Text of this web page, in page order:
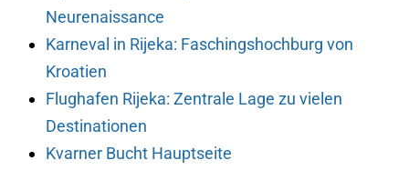
Neurenaissance
Karneval in Rijeka: Faschingshochburg von
Kroatien
Flughafen Rijeka: Zentrale Lage zu vielen
Destinationen
Kvarner Bucht Hauptseite